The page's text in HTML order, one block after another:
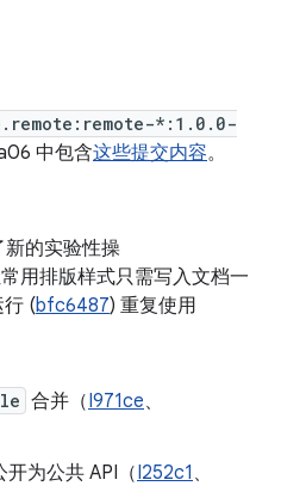
*:1.0.0-
中包含这些提交内容。
新的实验性操
用排版样式只需写入文档一
(bfc6487) 重复使用
合并（I971ce、
开为公共 API（I252c1 、